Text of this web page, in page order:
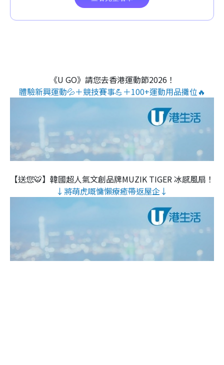
《U GO》請您去香港運動節2026！
體驗新興運動💦＋競技賽事💪＋100+運動用品攤位🔥
【送您🐯】韓國超人氣文創品牌MUZIK TIGER 冰感風扇！
↓將萌虎嘅慵懶療癒帶返屋企↓